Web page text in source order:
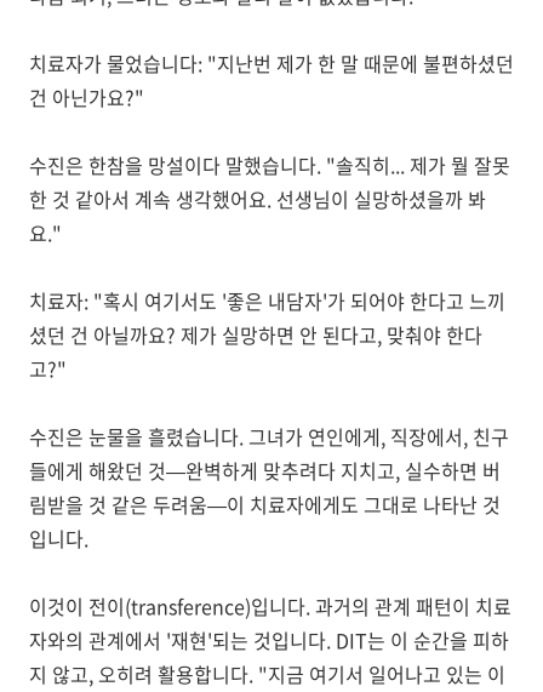
치료자가 물었습니다: "지난번 제가 한 말 때문에 불편하셨던
건 아닌가요?"
수진은 한참을 망설이다 말했습니다. "솔직히... 제가 뭘 잘못
한 것 같아서 계속 생각했어요. 선생님이 실망하셨을까 봐
요."
치료자: "혹시 여기서도 '좋은 내담자'가 되어야 한다고 느끼
셨던 건 아닐까요? 제가 실망하면 안 된다고, 맞춰야 한다
고?"
수진은 눈물을 흘렸습니다. 그녀가 연인에게, 직장에서, 친구
들에게 해왔던 것—완벽하게 맞추려다 지치고, 실수하면 버
림받을 것 같은 두려움—이 치료자에게도 그대로 나타난 것
입니다.
이것이 전이(transference)입니다. 과거의 관계 패턴이 치료
자와의 관계에서 '재현'되는 것입니다. DIT는 이 순간을 피하
지 않고, 오히려 활용합니다. "지금 여기서 일어나고 있는 이